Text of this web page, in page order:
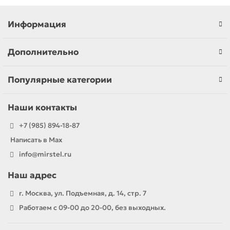
Информация
Дополнительно
Популярные категории
Наши контакты
+7 (985) 894-18-87
Написать в Max
info@mirstel.ru
Наш адрес
г. Москва, ул. Подъемная, д. 14, стр. 7
Работаем с 09-00 до 20-00, без выходных.